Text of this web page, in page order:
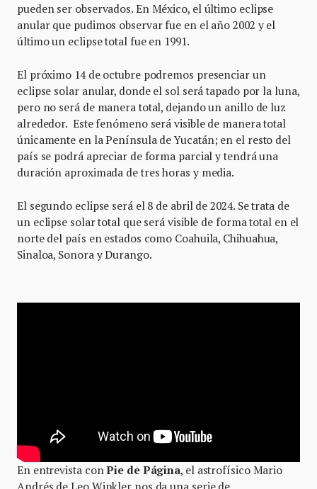
pueden ser observados. En México, el último eclipse
anular que pudimos observar fue en el año 2002 y el
último un eclipse total fue en 1991.
El próximo 14 de octubre podremos presenciar un
eclipse solar anular, donde el sol será tapado por la luna,
pero no será de manera total, dejando un anillo de luz
alrededor. Este fenómeno será visible de manera total
únicamente en la Península de Yucatán; en el resto del
país se podrá apreciar de forma parcial y tendrá una
duración aproximada de tres horas y media.
El segundo eclipse será el 8 de abril de 2024. Se trata de
un eclipse solar total que será visible de forma total en el
norte del país en estados como Coahuila, Chihuahua,
Sinaloa, Sonora y Durango.
En entrevista conPie de Página, el astrofísico Mario
Andrés de Leo Winkler nos da una serie de